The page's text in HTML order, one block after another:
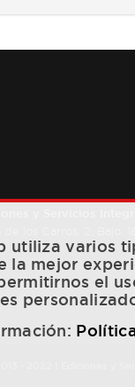
utiliza varios
la mejor
el